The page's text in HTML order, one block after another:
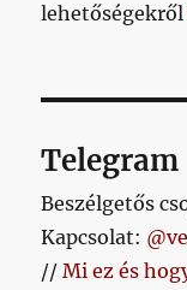
Telegram
Beszélgetős
Kapcsolat:
//Mi ez és